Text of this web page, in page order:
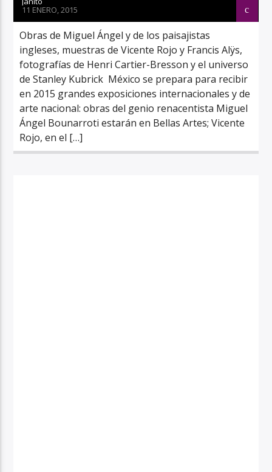
11 ENERO, 2015
Obras de Miguel Ángel y de los paisajistas
ingleses, muestras de Vicente Rojo y Francis Alÿs,
fotografías de Henri Cartier-Bresson y el universo
de Stanley Kubrick México se prepara para recibir
en 2015 grandes exposiciones internacionales y de
arte nacional: obras del genio renacentista Miguel
Ángel Bounarroti estarán en Bellas Artes; Vicente
Rojo, en el […]